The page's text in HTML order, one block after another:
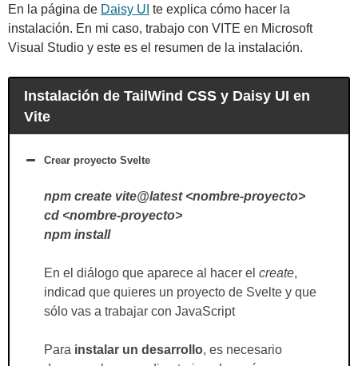
En la página de Daisy UI te explica cómo hacer la
instalación. En mi caso, trabajo con VITE en Microsoft
Visual Studio y este es el resumen de la instalación.
Instalación de TailWind CSS y Daisy UI en
Vite
Crear proyecto Svelte
npm create vite@latest <nombre-proyecto>
cd <nombre-proyecto>
npm install
En el diálogo que aparece al hacer el create,
indicad que quieres un proyecto de Svelte y que
sólo vas a trabajar con JavaScript
Para instalar un desarrollo, es necesario